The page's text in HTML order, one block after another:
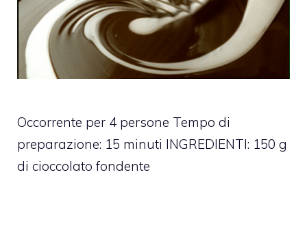
Occorrente per 4 persone Tempo di
preparazione: 15 minuti INGREDIENTI: 150 g
di cioccolato fondente